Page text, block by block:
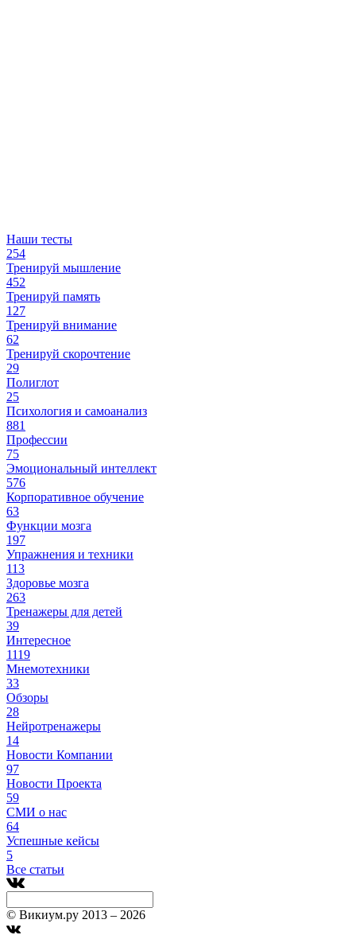
Наши тесты
254
Тренируй мышление
452
Тренируй память
127
Тренируй внимание
62
Тренируй скорочтение
29
Полиглот
25
Психология и самоанализ
881
Профессии
75
Эмоциональный интеллект
576
Корпоративное обучение
63
Функции мозга
197
Упражнения и техники
113
Здоровье мозга
263
Тренажеры для детей
39
Интересное
1119
Мнемотехники
33
Обзоры
28
Нейротренажеры
14
Новости Компании
97
Новости Проекта
59
СМИ о нас
64
Успешные кейсы
5
Все статьи
© Викиум.ру 2013 – 2026